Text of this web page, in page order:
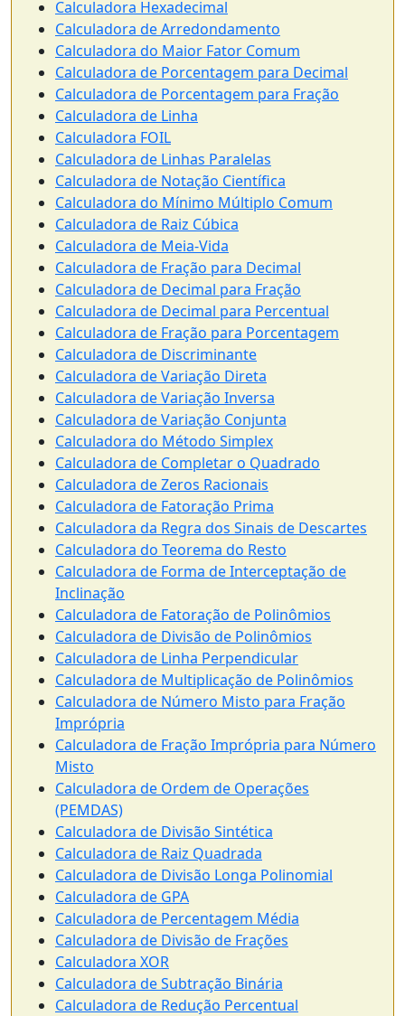
Calculadora Hexadecimal
Calculadora de Arredondamento
Calculadora do Maior Fator Comum
Calculadora de Porcentagem para Decimal
Calculadora de Porcentagem para Fração
Calculadora de Linha
Calculadora FOIL
Calculadora de Linhas Paralelas
Calculadora de Notação Científica
Calculadora do Mínimo Múltiplo Comum
Calculadora de Raiz Cúbica
Calculadora de Meia-Vida
Calculadora de Fração para Decimal
Calculadora de Decimal para Fração
Calculadora de Decimal para Percentual
Calculadora de Fração para Porcentagem
Calculadora de Discriminante
Calculadora de Variação Direta
Calculadora de Variação Inversa
Calculadora de Variação Conjunta
Calculadora do Método Simplex
Calculadora de Completar o Quadrado
Calculadora de Zeros Racionais
Calculadora de Fatoração Prima
Calculadora da Regra dos Sinais de Descartes
Calculadora do Teorema do Resto
Calculadora de Forma de Interceptação de
Inclinação
Calculadora de Fatoração de Polinômios
Calculadora de Divisão de Polinômios
Calculadora de Linha Perpendicular
Calculadora de Multiplicação de Polinômios
Calculadora de Número Misto para Fração
Imprópria
Calculadora de Fração Imprópria para Número
Misto
Calculadora de Ordem de Operações
(PEMDAS)
Calculadora de Divisão Sintética
Calculadora de Raiz Quadrada
Calculadora de Divisão Longa Polinomial
Calculadora de GPA
Calculadora de Percentagem Média
Calculadora de Divisão de Frações
Calculadora XOR
Calculadora de Subtração Binária
Calculadora de Redução Percentual